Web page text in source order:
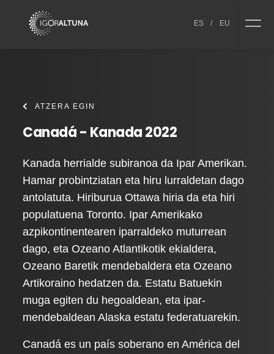
ES / EU
ATZERA EGIN
Canadá - Kanada 2022
Kanada herrialde subiranoa da Ipar Amerikan.
Hamar probintziatan eta hiru lurraldetan dago
antolatuta. Hiriburua Ottawa hiria da eta hiri
populatuena Toronto. Ipar Amerikako
azpikontinentearen iparraldeko muturrean
dago, eta Ozeano Atlantikotik ekialdera,
Ozeano Baretik mendebaldera eta Ozeano
Artikoraino hedatzen da. Estatu Batuekin
muga egiten du hegoaldean, eta ipar-
mendebaldean Alaska estatu federatuarekin.
Canadá es un país soberano en América del